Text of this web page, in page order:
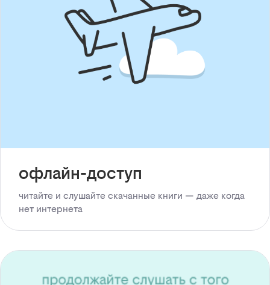
офлайн-доступ
читайте и слушайте скачанные книги — даже когда
нет интернета